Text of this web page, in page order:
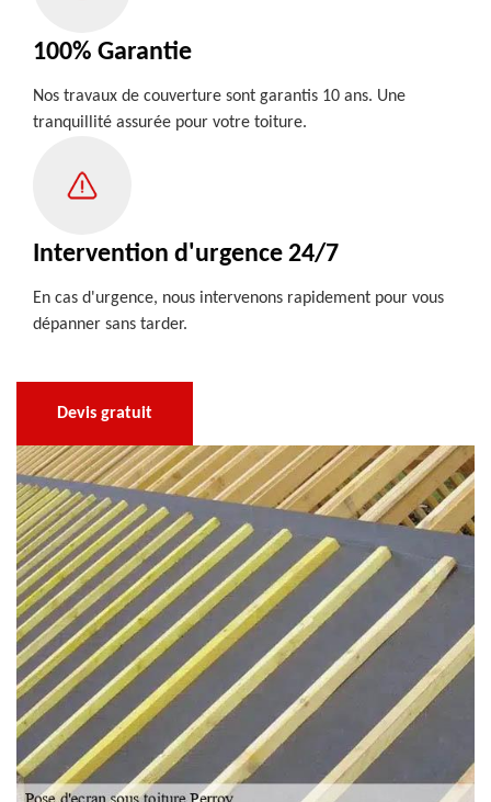
100% Garantie
Nos travaux de couverture sont garantis 10 ans. Une
tranquillité assurée pour votre toiture.
Intervention d'urgence 24/7
En cas d'urgence, nous intervenons rapidement pour vous
dépanner sans tarder.
Devis gratuit